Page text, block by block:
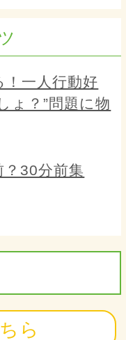
一人行動好
ょ？”問題に物
30分前集
ら